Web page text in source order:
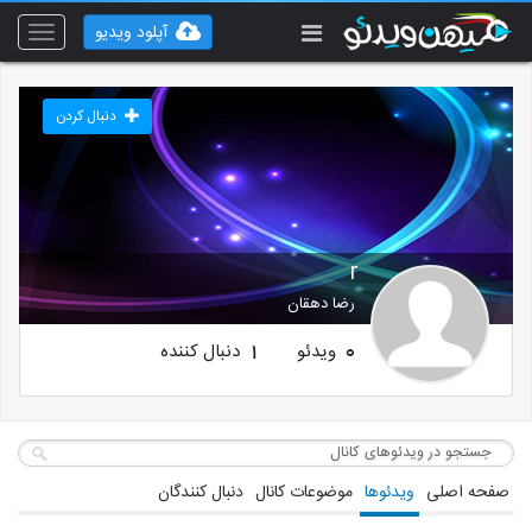
Toggle
آپلود ویدیو
r
رضا دهقان
دنبال کردن
0 ویدئو 1 دنبال کننده
صفحه اصلی ویدئوها موضوعات کانال دنبال کنندگان